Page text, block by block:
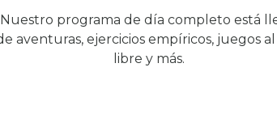
Nuestro programa de día completo está
aventuras, ejercicios empíricos, juegos al
libre y más.